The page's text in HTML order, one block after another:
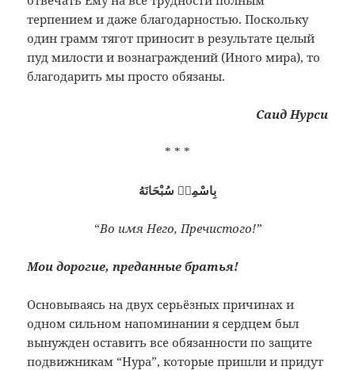
терпением и даже благодарностью. Поскольку
один грамм тягот приносит в результате целый
пуд милости и вознаграждений (Иного мира), то
благодарить мы просто обязаны.
Саид Нурси
* * *
بِاسْمِهٖ سُبْحَانَهُ
“Во имя Него, Пречистого!”
Мои дорогие, преданные братья!
Основываясь на двух серьёзных причинах и
одном сильном напоминании я сердцем был
вынужден оставить все обязанности по защите
подвижникам “Нура”, которые пришли и придут